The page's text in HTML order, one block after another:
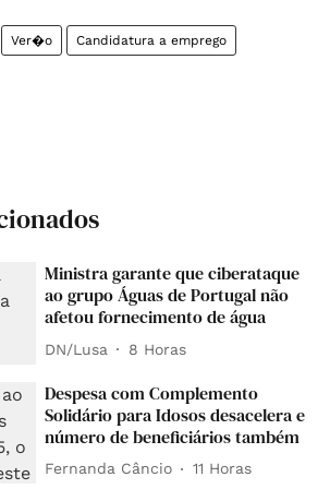
Ver�o Candidatura a emprego
Ministra garante que ciberataque
ao grupo Águas de Portugal não
afetou fornecimento de água
DN/Lusa 8 Horas
Despesa com Complemento
Solidário para Idosos desacelera e
número de beneficiários também
Fernanda Câncio 11 Horas